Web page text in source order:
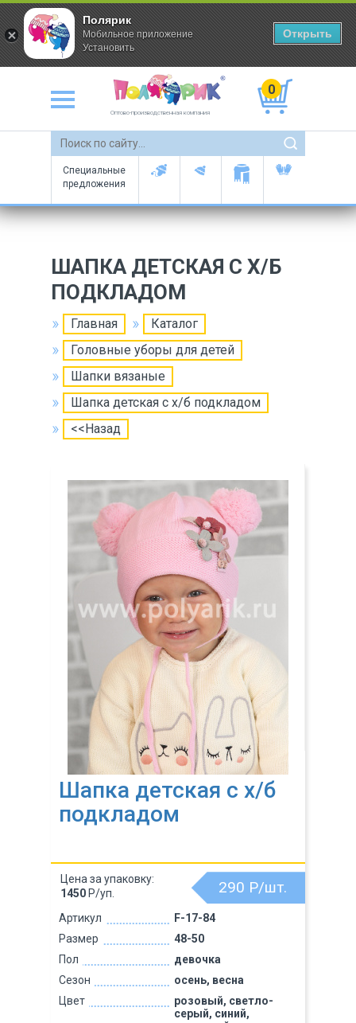
Оптово-производственная компания
0
Специальные
предложения
ШАПКА ДЕТСКАЯ С Х/Б
ПОДКЛАДОМ
Главная
Каталог
Головные уборы для детей
Шапки вязаные
Шапка детская с х/б подкладом
<<Назад
Шапка детская с х/б
подкладом
Артикул
F-17-84
Размер
48-50
Пол
девочка
Сезон
осень, весна
Цвет
розовый, светло-
серый, синий,
290 Р/шт.
Цена за упаковку:
1450 Р/уп.
Полярик
Мобильное приложение
Установить
Открыть